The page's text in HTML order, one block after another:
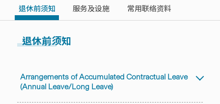
退休前须知 服务及设施 常用联络资料
退休前须知
Arrangements of Accumulated Contractual Leave
(Annual Leave/Long Leave)